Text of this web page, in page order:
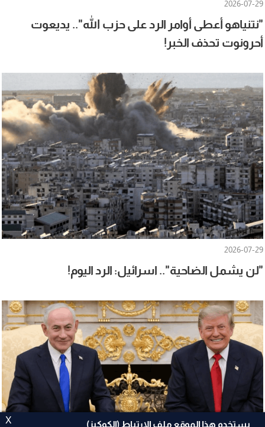
2026-07-29
"نتنياهو أعطى أوامر الرد على حزب الله".. يديعوت
أحرونوت تحذف الخبر!
2026-07-29
"لن يشمل الضاحية".. اسرائيل: الرد اليوم!
X يستخدم هذا الموقع ملف الإرتباط (الكوكيز)